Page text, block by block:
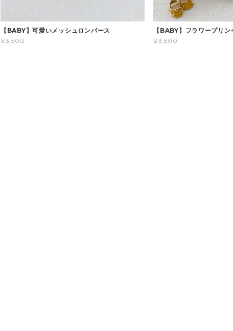
【BABY】可愛いメッシュロンパース
¥3,500
【BABY】フラワープリ
¥3,500